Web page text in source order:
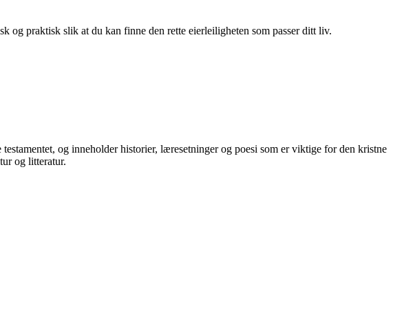
og praktisk slik at du kan finne den rette eierleiligheten som passer ditt liv.
og inneholder historier, læresetninger og poesi som er viktige for den kristne
og litteratur.